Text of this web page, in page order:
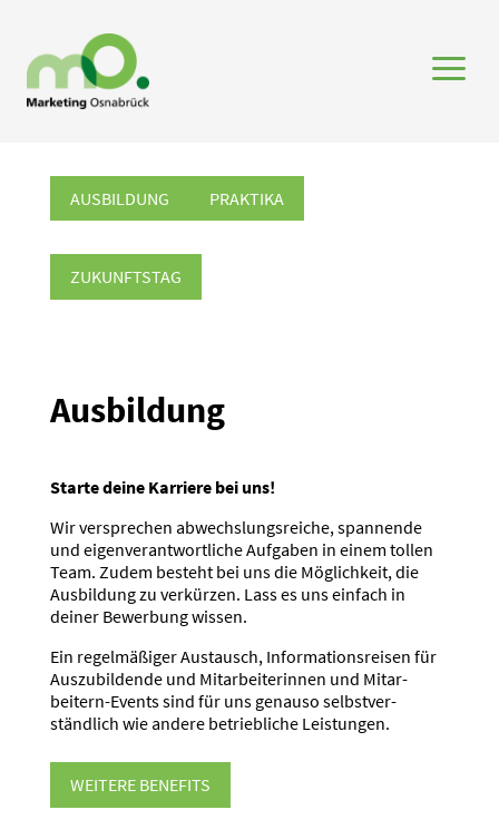
a
AUSBILDUNG PRAKTIKA
ZUKUNFTSTAG
Ausbildung
Starte deine Karriere bei uns!
Wir versprechen abwechs­lungs­reiche, spannende
und eigen­ver­ant­wort­liche Aufgaben in einem tollen
Team. Zudem besteht bei uns die Möglichkeit, die
Ausbildung zu verkürzen. Lass es uns einfach in
deiner Bewerbung wissen.
Ein regel­mä­ßiger Austausch, Infor­ma­ti­ons­reisen für
Auszu­bil­dende und Mitar­bei­te­rinnen und Mitar­
beitern-Events sind für uns genauso selbst­ver­
ständlich wie andere betrieb­liche Leistungen.
WEITERE BENEFITS